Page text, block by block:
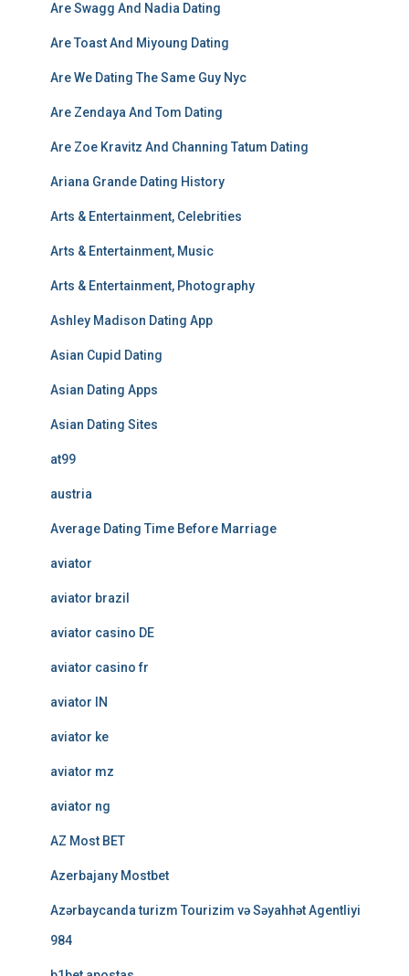
Are Swagg And Nadia Dating
Are Toast And Miyoung Dating
Are We Dating The Same Guy Nyc
Are Zendaya And Tom Dating
Are Zoe Kravitz And Channing Tatum Dating
Ariana Grande Dating History
Arts & Entertainment, Celebrities
Arts & Entertainment, Music
Arts & Entertainment, Photography
Ashley Madison Dating App
Asian Cupid Dating
Asian Dating Apps
Asian Dating Sites
at99
austria
Average Dating Time Before Marriage
aviator
aviator brazil
aviator casino DE
aviator casino fr
aviator IN
aviator ke
aviator mz
aviator ng
AZ Most BET
Azerbajany Mostbet
Azərbaycanda turizm Tourizim və Səyahhət Agentliyi
984